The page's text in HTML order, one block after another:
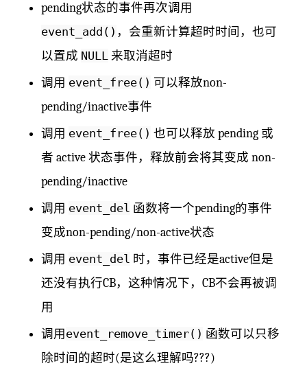
pending状态的事件再次调用
event_add() ，会重新计算超时时间，也可
以置成 NULL 来取消超时
调用 event_free() 可以释放non-
pending/inactive事件
调用 event_free() 也可以释放 pending 或
者 active 状态事件，释放前会将其变成 non-
pending/inactive
调用 event_del 函数将一个pending的事件
变成non-pending/non-active状态
调用 event_del 时，事件已经是active但是
还没有执行CB，这种情况下，CB不会再被调
用
调用 event_remove_timer() 函数可以只移
除时间的超时(是这么理解吗???)